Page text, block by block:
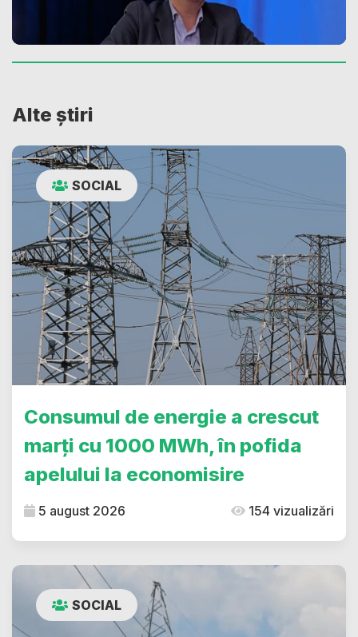
Alte știri
SOCIAL
Consumul de energie a crescut
marți cu 1000 MWh, în pofida
apelului la economisire
5 august 2026 154 vizualizări
SOCIAL